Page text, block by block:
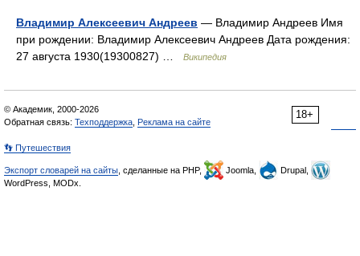
Владимир Алексеевич Андреев — Владимир Андреев Имя
при рождении: Владимир Алексеевич Андреев Дата рождения:
27 августа 1930(19300827) …
Википедия
18+
© Академик, 2000-2026
Обратная связь: Техподдержка Реклама на сайте
👣 Путешествия
Экспорт словарей на сайты , сделанные на PHP, Joomla,
Drupal,
WordPress, MODx.